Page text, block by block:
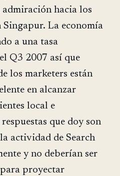
admiración hacia los
Singapur. La economía
a una tasa
Q3 2007 así que
los marketers están
en alcanzar
local e
que doy son
actividad de Search
y no deberían ser
proyectar